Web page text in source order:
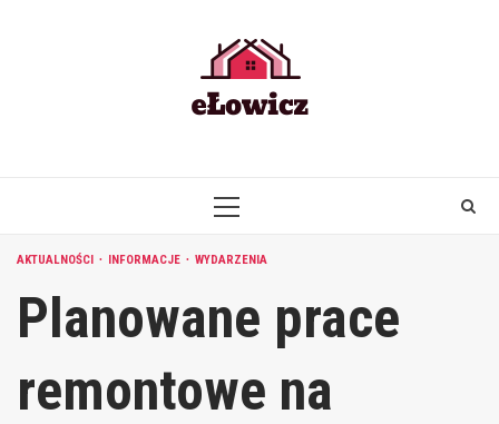
PRIMARY
AKTUALNOŚCI INFORMACJE WYDARZENIA
Planowane prace
remontowe na